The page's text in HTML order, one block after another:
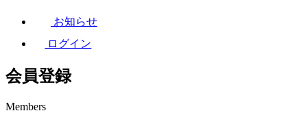
お知らせ
ログイン
会員登録
Members